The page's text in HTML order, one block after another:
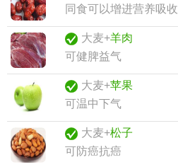
同食可以增进营养吸收
大麦+羊肉
可健脾益气
大麦+苹果
可温中下气
大麦+松子
可防癌抗癌